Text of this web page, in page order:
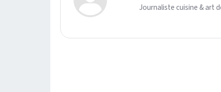
Journaliste cuisine & art